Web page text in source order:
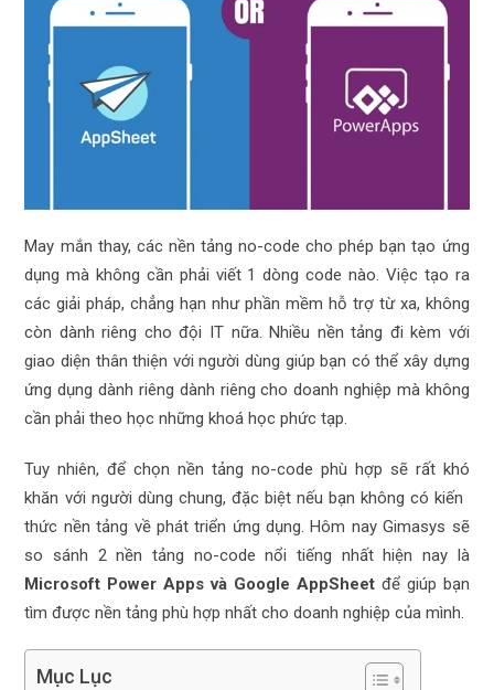
May mắn thay, các nền tảng no-code cho phép bạn tạo ứng
dụng mà không cần phải viết 1 dòng code nào. Việc tạo ra
các giải pháp, chẳng hạn như phần mềm hỗ trợ từ xa, không
còn dành riêng cho đội IT nữa. Nhiều nền tảng đi kèm với
giao diện thân thiện với người dùng giúp bạn có thể xây dựng
ứng dụng dành riêng dành riêng cho doanh nghiệp mà không
cần phải theo học những khoá học phức tạp.
Tuy nhiên, để chọn nền tảng no-code phù hợp sẽ rất khó
khăn với người dùng chung, đặc biệt nếu bạn không có kiến ​​
thức nền tảng về phát triển ứng dụng. Hôm nay Gimasys sẽ
so sánh 2 nền tảng no-code nổi tiếng nhất hiện nay là
Microsoft Power Apps và Google AppSheetđể giúp bạn
tìm được nền tảng phù hợp nhất cho doanh nghiệp của mình.
Mục Lục